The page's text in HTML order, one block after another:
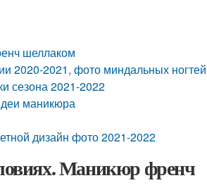
шеллаком
2020-2021, фото миндальных ногтей
сезона 2021-2022
маникюра
дизайн фото 2021-2022
Маникюр френч